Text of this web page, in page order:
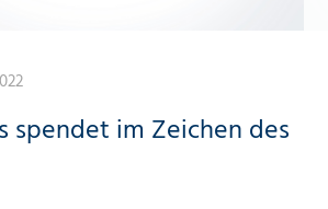
spendet im Zeichen des